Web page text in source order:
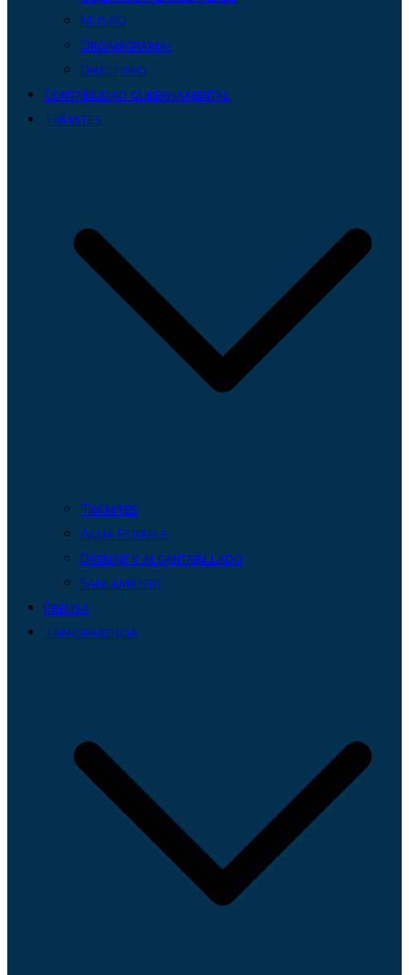
MUSAG
Organigrama-
Directorio
Contabilidad gubernamental
Trámites
Trámites
Agua Potable
Drenaje y alcantarillado
Saneamiento
Prensa
Transparencia